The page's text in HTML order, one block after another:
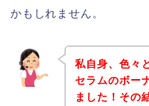
かもしれません。
私自身、色々
セラムのボー
ました！その